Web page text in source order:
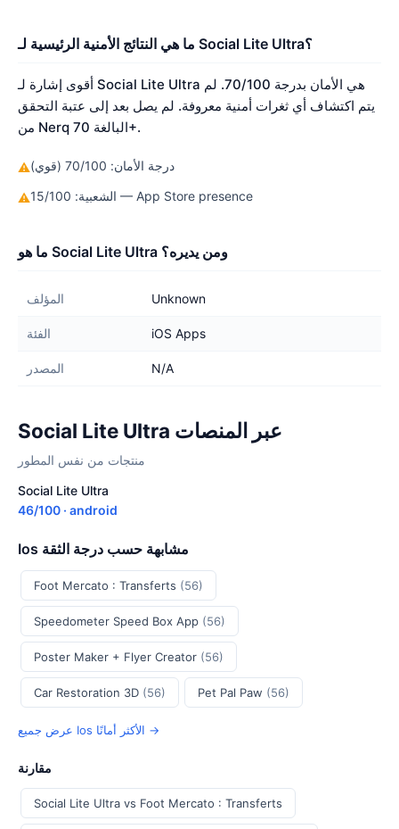
ما هي النتائج الأمنية الرئيسية لـ Social Lite Ultra؟
أقوى إشارة لـ Social Lite Ultra هي الأمان بدرجة 70/100. لم
يتم اكتشاف أي ثغرات أمنية معروفة. لم يصل بعد إلى عتبة التحقق
من Nerq البالغة 70+.
⚠ درجة الأمان: 70/100 (قوي)
⚠ الشعبية: 15/100 — App Store presence
ما هو Social Lite Ultra ومن يديره؟
المؤلف Unknown
الفئة iOS Apps
المصدر N/A
Social Lite Ultra عبر المنصات
منتجات من نفس المطور
Social Lite Ultra
46/100 · android
Ios مشابهة حسب درجة الثقة
Foot Mercato : Transferts (56)
Speedometer Speed Box App (56)
Poster Maker + Flyer Creator (56)
Car Restoration 3D (56) Pet Pal Paw (56)
عرض جميع Ios الأكثر أمانًا →
مقارنة
Social Lite Ultra vs Foot Mercato : Transferts